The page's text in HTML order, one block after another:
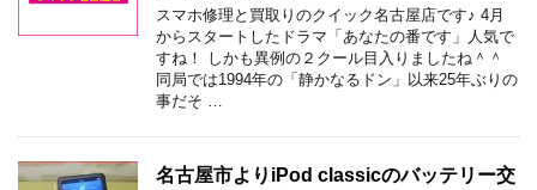
スマホ修理と買取りのクイック名古屋店です♪ 4月
からスタートしたドラマ「あなたの番です」人気で
すね！ しかも異例の２クール目入りましたね＾＾
同局では1994年の「静かなるドン」以来25年ぶりの
事だそ …
名古屋市よりiPod classicのバッテリー交